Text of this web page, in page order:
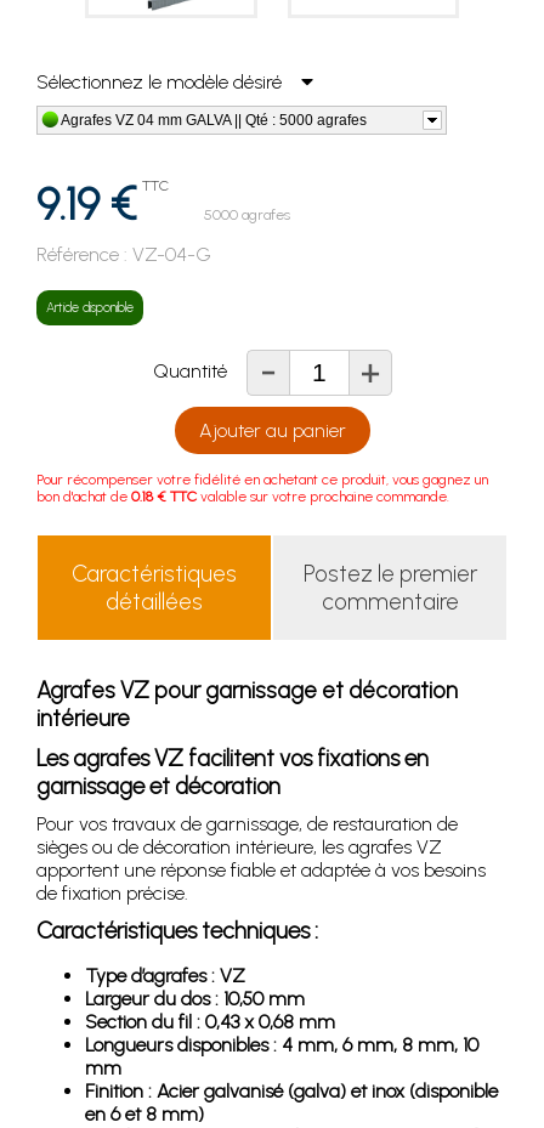
Sélectionnez le modèle désiré
Agrafes VZ 04 mm GALVA || Qté : 5000 agrafes
9.19 € TTC
5000 agrafes
Référence : VZ-04-G
Article disponible
Quantité - +
Ajouter au panier
Pour récompenser votre fidélité en achetant ce produit, vous gagnez un
bon d'achat de 0.18 € TTC valable sur votre prochaine commande.
Caractéristiques
détaillées
Postez le premier
commentaire
Agrafes VZ pour garnissage et décoration
intérieure
Les agrafes VZ facilitent vos fixations en
garnissage et décoration
Pour vos travaux de garnissage, de restauration de
sièges ou de décoration intérieure, les agrafes VZ
apportent une réponse fiable et adaptée à vos besoins
de fixation précise.
Caractéristiques techniques :
Type d’agrafes : VZ
Largeur du dos : 10,50 mm
Section du fil : 0,43 x 0,68 mm
Longueurs disponibles : 4 mm, 6 mm, 8 mm, 10
mm
Finition : Acier galvanisé (galva) et inox (disponible
en 6 et 8 mm)